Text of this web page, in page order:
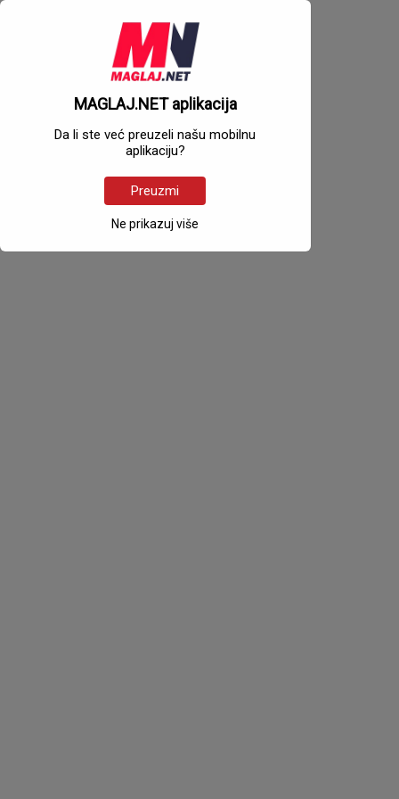
MAGLAJ.NET aplikacija
Da li ste već preuzeli našu mobilnu
aplikaciju?
Preuzmi
Ne prikazuj više